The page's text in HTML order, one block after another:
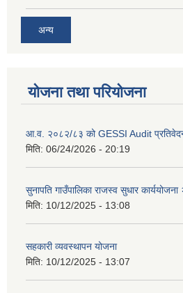
अन्य
योजना तथा परियोजना
आ.व. २०८२/८३ को GESSI Audit
मिति: 06/24/2026 - 20:19
सुनापति गाउँपालिका राजस्व सुधार
मिति: 10/12/2025 - 13:08
सहकारी व्यवस्थापन योजना
मिति: 10/12/2025 - 13:07